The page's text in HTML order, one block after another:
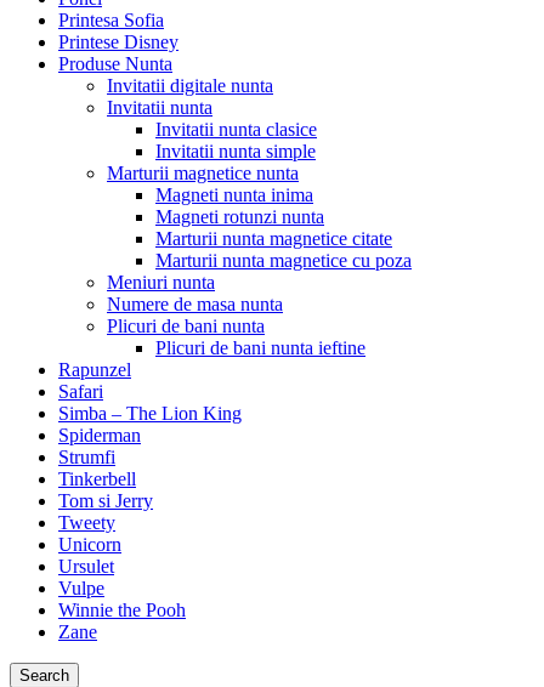
Printesa Sofia
Printese Disney
Produse Nunta
Invitatii digitale nunta
Invitatii nunta
Invitatii nunta clasice
Invitatii nunta simple
Marturii magnetice nunta
Magneti nunta inima
Magneti rotunzi nunta
Marturii nunta magnetice citate
Marturii nunta magnetice cu poza
Meniuri nunta
Numere de masa nunta
Plicuri de bani nunta
Plicuri de bani nunta ieftine
Rapunzel
Safari
Simba – The Lion King
Spiderman
Strumfi
Tinkerbell
Tom si Jerry
Tweety
Unicorn
Ursulet
Vulpe
Winnie the Pooh
Zane
Search